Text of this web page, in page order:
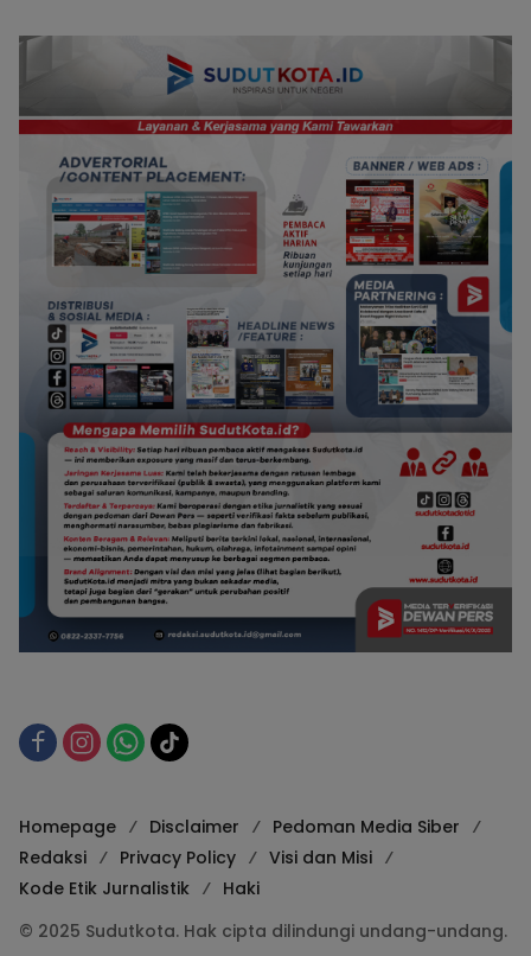
Homepage Disclaimer
Pedoman Media Siber
Redaksi
Privacy Policy
Visi dan Misi
Kode Etik Jurnalistik
Haki
© 2025 Sudutkota. Hak cipta dilindungi undang-undang.